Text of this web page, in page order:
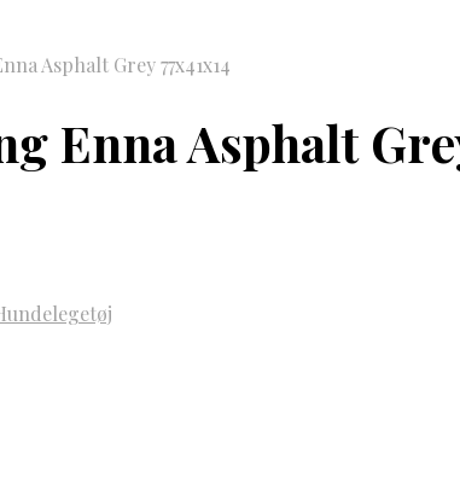
Asphalt Grey 77x41x14
Enna Asphalt